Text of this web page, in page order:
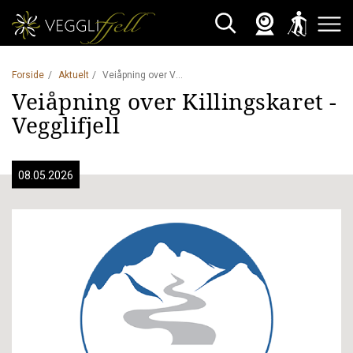
Søk WebkameraSkisporet
Åpne
Forside Aktuelt Veiåpning over Vegglifjell 8. mai
Veiåpning over Killingskaret -
Vegglifjell
08.05.2026